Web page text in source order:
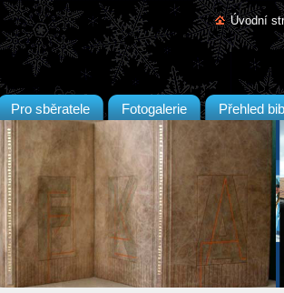
Úvodní
Pro sběratele Fotogalerie Přehled